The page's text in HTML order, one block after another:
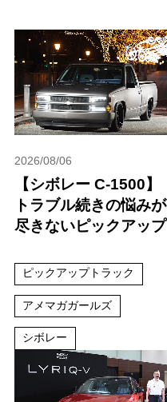
2026/08/06
【シボレー C-1500】
トラブル続きの悩みが
尽きないピックアップ
ピックアップトラック
アメマガガールズ
シボレー